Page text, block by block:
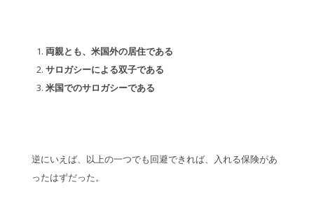
両親とも、米国外の居住である
サロガシーによる双子である
米国でのサロガシーである
逆にいえば、以上の一つでも回避できれば、入れる保険があ
ったはずだった。